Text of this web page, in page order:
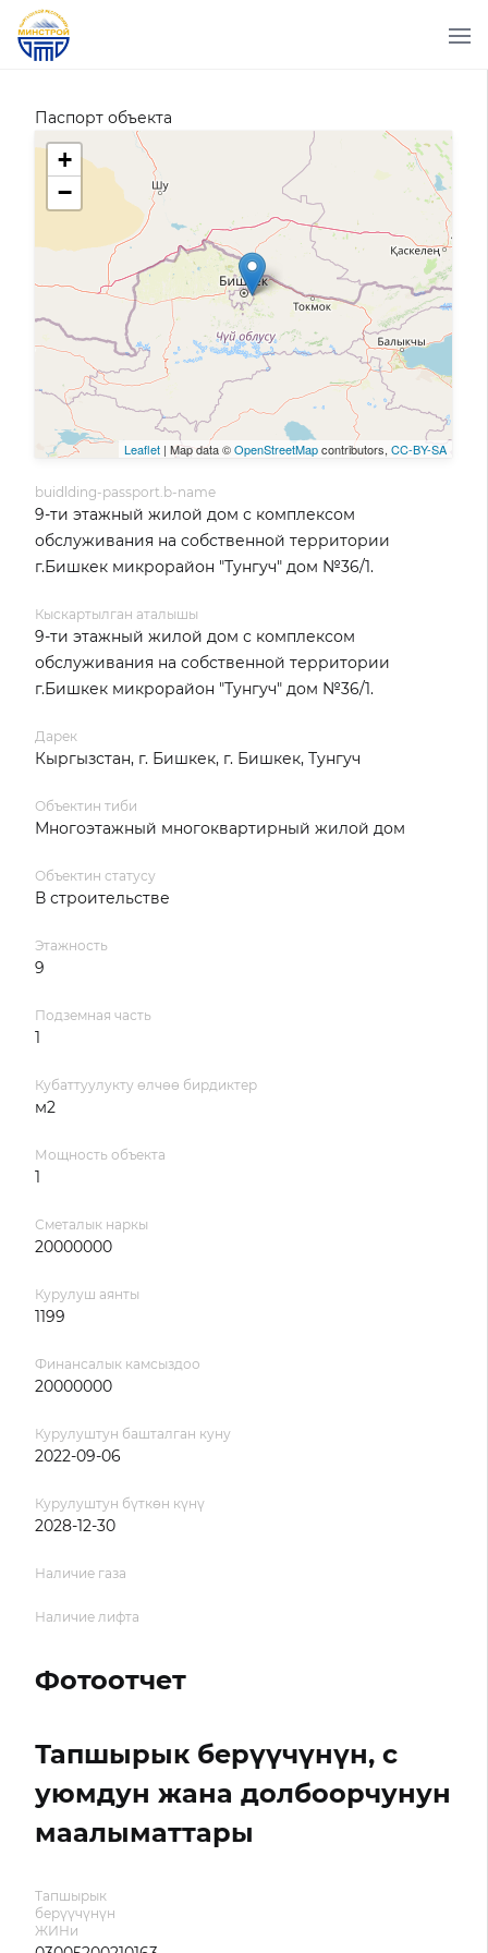
Паспорт объекта
+
−
Leaflet | Map data ©OpenStreetMapcontributors, CC-BY-SA
buidlding-passport.b-name
9-ти этажный жилой дом с комплексом
обслуживания на собственной территории
г.Бишкек микрорайон "Тунгуч" дом №36/1.
Кыскартылган аталышы
9-ти этажный жилой дом с комплексом
обслуживания на собственной территории
г.Бишкек микрорайон "Тунгуч" дом №36/1.
Дарек
Кыргызстан, г. Бишкек, г. Бишкек, Тунгуч
Объектин тиби
Многоэтажный многоквартирный жилой дом
Объектин статусу
В строительстве
Этажность
9
Подземная часть
1
Кубаттуулукту өлчөө бирдиктер
м2
Мощность объекта
1
Сметалык наркы
20000000
Курулуш аянты
1199
Финансалык камсыздоо
20000000
Курулуштун башталган куну
2022-09-06
Курулуштун бүткөн күнү
2028-12-30
Наличие газа
Наличие лифта
Фотоотчет
Тапшырык берүүчүнүн, с
уюмдун жана долбоорчунун
маалыматтары
Тапшырык
берүүчүнүн
ЖИНи